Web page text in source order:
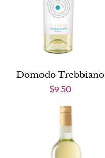
Domodo Trebbiano
$9.50